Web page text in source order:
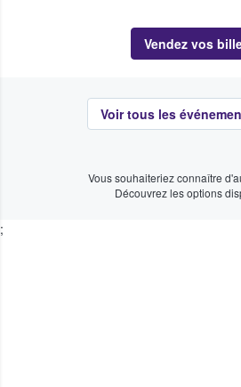
Vendez vos
Voir tous les
Vous souhaiteriez connaître
Découvrez les options
;